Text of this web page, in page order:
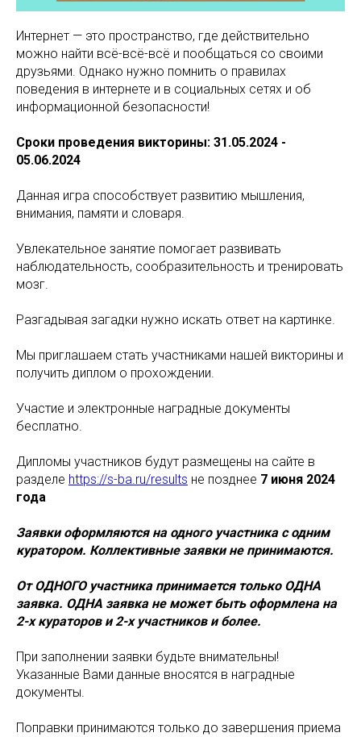
Интернет — это пространство, где действительно
можно найти всё-всё-всё и пообщаться со своими
друзьями. Однако нужно помнить о правилах
поведения в интернете и в социальных сетях и об
информационной безопасности!
Сроки проведения викторины: 31.05.2024 -
05.06.2024
Данная игра способствует развитию мышления,
внимания, памяти и словаря.
Увлекательное занятие помогает развивать
наблюдательность, сообразительность и тренировать
мозг.
Разгадывая загадки нужно искать ответ на картинке.
Мы приглашаем стать участниками нашей викторины и
получить диплом о прохождении.
Участие и электронные наградные документы
бесплатно.
Дипломы участников будут размещены на сайте в
разделе https://s-ba.ru/results не позднее 7 июня 2024
года
Заявки оформляются на одного участника с одним
куратором. Коллективные заявки не принимаются.
От ОДНОГО участника принимается только ОДНА
заявка. ОДНА заявка не может быть оформлена на
2-х кураторов и 2-х участников и более.
При заполнении заявки будьте внимательны!
Указанные Вами данные вносятся в наградные
документы.
Поправки принимаются только до завершения приема